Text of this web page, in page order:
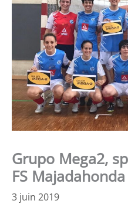
Grupo Mega2,
FS Majadahonda
3 juin 2019